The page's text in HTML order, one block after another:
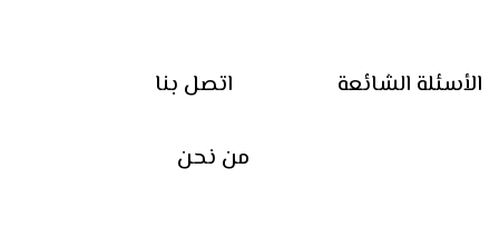
اتصل بنا الأسئلة الشائعة
من نحن